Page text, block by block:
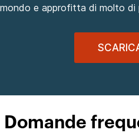
mondo e approfitta di molto di
Domande